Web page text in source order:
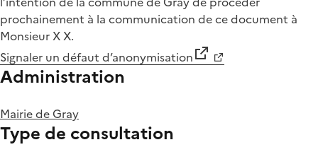
prochainement à la communication de ce document à
Monsieur X X.
Signaler un défaut d’anonymisation
Administration
Mairie de Gray
Type de consultation